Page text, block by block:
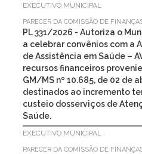
EXECUTIVO MUNICIPAL
PARECER DA COMISSÃO DE
PL 331/2026 - Autoriza o
a celebrar convênios com a
de Assistência em Saúde –
recursos financeiros
GM/MS nº 10.685, de 02 de
destinados ao incremento
custeio dosserviços de
Saúde.
EXECUTIVO MUNICIPAL
PARECER DA COMISSÃO DE